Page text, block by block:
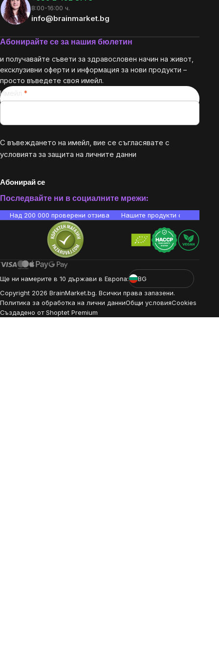
8:00-16:00 ч.
info@brainmarket.bg
Абонирайте се за нашия бюлетин
и получавайте съвети за здравословен начин на живот,
ексклузивни оферти и информация за нови продукти –
просто въведете своя имейл.
Имейл
С въвеждането на имейл, вие се съгласявате с
условията за защита на личните данни
Абонирай се
Последвайте ни в социалните мрежи:
Над 200 000 проверени отзива Нашите продукти са
Ще ни намерите в 10 държави в Европа:
BG
Copyright 2026 BrainMarket.bg. Всички права запазени.
Политика за обработка на лични данниОбщи условияCookies
Създадено от Shoptet Premium